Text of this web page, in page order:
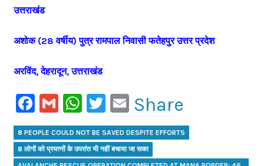
उत्तराखंड
अशोक (28 वर्षीय) पुत्र रामपाल निवासी फतेहपुर उत्तर प्रदेश
अरविंद, देहरादून, उत्तराखंड
Facebook
GmailWhatsApp
Twitter
Email
Share
8 PEOPLE COULD NOT BE SAVED DESPITE EFFORTS
8 लोगों को प्रयत्नों के उपरांत भी नहीं बचाया जा सका